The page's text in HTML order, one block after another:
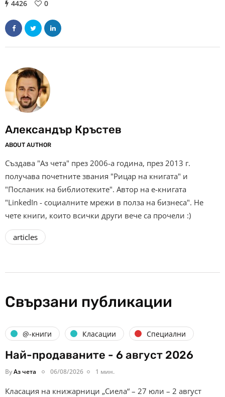
4426 0
Александър Кръстев
ABOUT AUTHOR
Създава "Аз чета" през 2006-а година, през 2013 г.
получава почетните звания "Рицар на книгата" и
"Посланик на библиотеките". Автор на е-книгата
"LinkedIn - социалните мрежи в полза на бизнеса". Не
чете книги, които всички други вече са прочели :)
articles
Свързани публикации
@-книги Класации Специални
Най-продаваните - 6 август 2026
ByАз чета 06/08/2026 1 мин.
Класация на книжарници „Сиела“ – 27 юли – 2 август